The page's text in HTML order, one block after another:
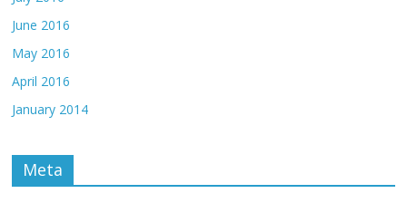
June 2016
May 2016
April 2016
January 2014
Meta